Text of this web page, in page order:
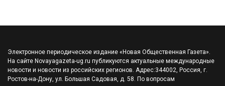
Электронное периодическое издание «Новая Общественная Газета».
На сайте Novayagazeta-ug.ru публикуются актуальные международные
новости и новости из российских регионов. Адрес:344002, Россия, г.
Ростов-на-Дону, ул. Большая Садовая, д. 58. По вопросам